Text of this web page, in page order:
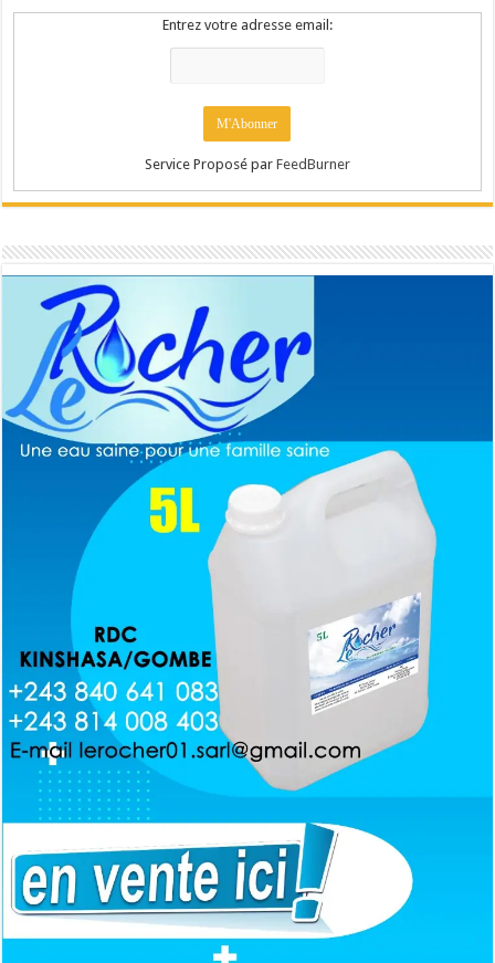
Entrez votre adresse email:
Service Proposé par FeedBurner